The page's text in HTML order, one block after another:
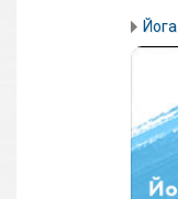
Йога